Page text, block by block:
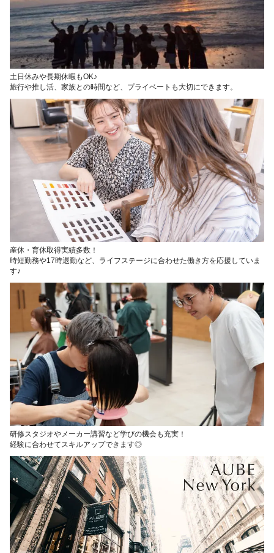
土日休みや長期休暇もOK♪
旅行や推し活、家族との時間など、プライベートも大切にできます。
産休・育休取得実績多数！
時短勤務や17時退勤など、ライフステージに合わせた働き方を応援していま
す♪
研修スタジオやメーカー講習など学びの機会も充実！
経験に合わせてスキルアップできます◎